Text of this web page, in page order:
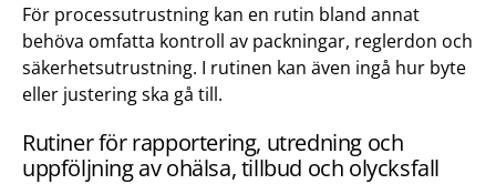
För processutrustning kan en rutin bland annat
behöva omfatta kontroll av packningar, reglerdon och
säkerhetsutrustning. I rutinen kan även ingå hur byte
eller justering ska gå till.
Rutiner för rapportering, utredning och
uppföljning av ohälsa, tillbud och olycksfall